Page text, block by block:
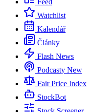
Feed
Watchlist
Kalendář
Články
Flash News
Podcasty New
Fair Price Index
StockBot